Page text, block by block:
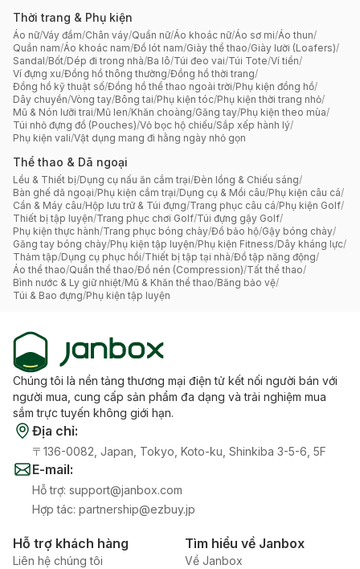
Thời trang & Phụ kiện
Áo nữ/Váy đầm/Chân váy/Quần nữ/Áo khoác nữ/Áo sơ mi/Áo thun/
Quần nam/Áo khoác nam/Đồ lót nam/Giày thể thao/Giày lười (Loafers)/
Sandal/Bốt/Dép đi trong nhà/Ba lô/Túi đeo vai/Túi Tote/Ví tiền/
Ví đựng xu/Đồng hồ thông thường/Đồng hồ thời trang/
Đồng hồ kỹ thuật số/Đồng hồ thể thao ngoài trời/Phụ kiện đồng hồ/
Dây chuyền/Vòng tay/Bông tai/Phụ kiện tóc/Phụ kiện thời trang nhỏ/
Mũ & Nón lưỡi trai/Mũ len/Khăn choàng/Găng tay/Phụ kiện theo mùa/
Túi nhỏ đựng đồ (Pouches)/Vỏ bọc hộ chiếu/Sắp xếp hành lý/
Phụ kiện vali/Vật dụng mang đi hằng ngày nhỏ gọn
Thể thao & Dã ngoại
Lều & Thiết bị/Dụng cụ nấu ăn cắm trại/Đèn lồng & Chiếu sáng/
Bàn ghế dã ngoại/Phụ kiện cắm trại/Dụng cụ & Mồi câu/Phụ kiện câu cá/
Cần & Máy câu/Hộp lưu trữ & Túi đựng/Trang phục câu cá/Phụ kiện Golf/
Thiết bị tập luyện/Trang phục chơi Golf/Túi đựng gậy Golf/
Phụ kiện thực hành/Trang phục bóng chày/Đồ bảo hộ/Gậy bóng chày/
Găng tay bóng chày/Phụ kiện tập luyện/Phụ kiện Fitness/Dây kháng lực/
Thảm tập/Dụng cụ phục hồi/Thiết bị tập tại nhà/Đồ tập năng động/
Áo thể thao/Quần thể thao/Đồ nén (Compression)/Tất thể thao/
Bình nước & Ly giữ nhiệt/Mũ & Khăn thể thao/Băng bảo vệ/
Túi & Bao đựng/Phụ kiện tập luyện
Chúng tôi là nền tảng thương mại điện tử kết nối người bán với
người mua, cung cấp sản phẩm đa dạng và trải nghiệm mua
sắm trực tuyến không giới hạn.
Địa chỉ:
〒136-0082, Japan, Tokyo, Koto-ku, Shinkiba 3-5-6, 5F
E-mail:
Hỗ trợ: support@janbox.com
Hợp tác: partnership@ezbuy.jp
Hỗ trợ khách hàng
Liên hệ chúng tôi
Tìm hiểu về Janbox
Về Janbox